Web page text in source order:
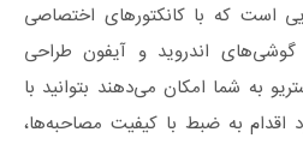
است که با کانکتورهای اختصاصی
اندروید و آیفون طراحی
به شما امکان می‌دهند بتوانید با
اقدام به ضبط با کیفیت مصاحبه‌ها،